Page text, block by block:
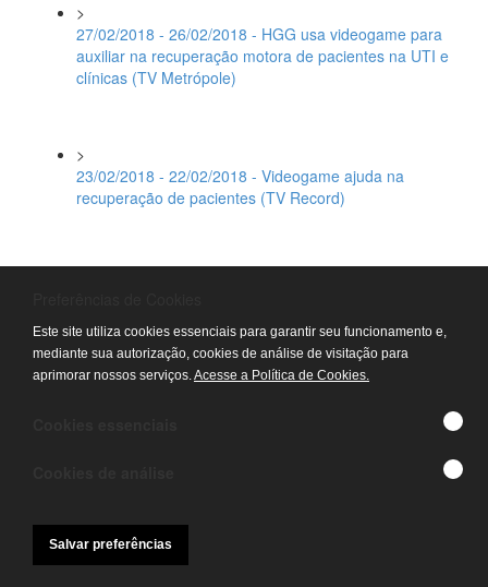
>
27/02/2018 - 26/02/2018 - HGG usa videogame para
auxiliar na recuperação motora de pacientes na UTI e
clínicas (TV Metrópole)
>
23/02/2018 - 22/02/2018 - Videogame ajuda na
recuperação de pacientes (TV Record)
Dourada)
>
07/02/2018 - 02/02/2018 - Primeira exposição de 2018
Este site utiliza cookies essenciais para garantir seu funcionamento e,
mediante sua autorização, cookies de análise de visitação para
aprimorar nossos serviços.Acesse a Política de Cookies.
Salvar preferências